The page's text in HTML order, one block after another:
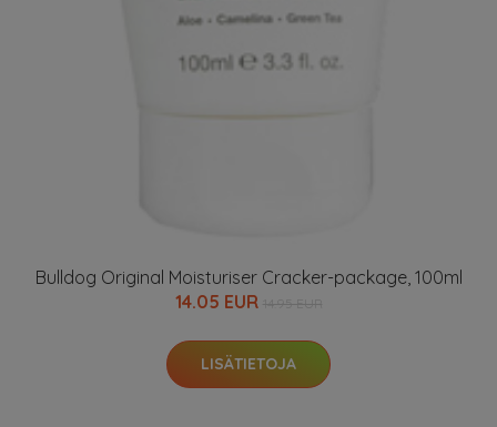
Bulldog Original Moisturiser Cracker-package, 100ml
14.05 EUR
LISÄTIETOJA